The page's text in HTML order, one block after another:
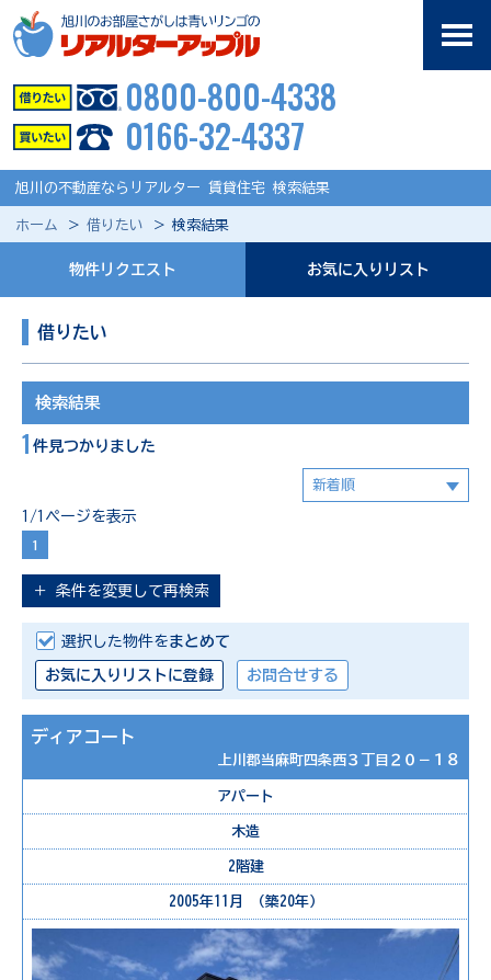
0800-800-4338
0166-32-4337
旭川の不動産ならリアルター 賃貸住宅 検索結果
ホーム 借りたい 検索結果
物件リクエスト お気に入りリスト
借りたい
検索結果
1 件見つかりました
1/1ページを表示
1
＋ 条件を変更して再検索
選択した物件をまとめて
お気に入りリストに登録 お問合せする
ディアコート
上川郡当麻町四条西３丁目２０－１８
アパート
木造
2階建
2005年11月 （築20年）